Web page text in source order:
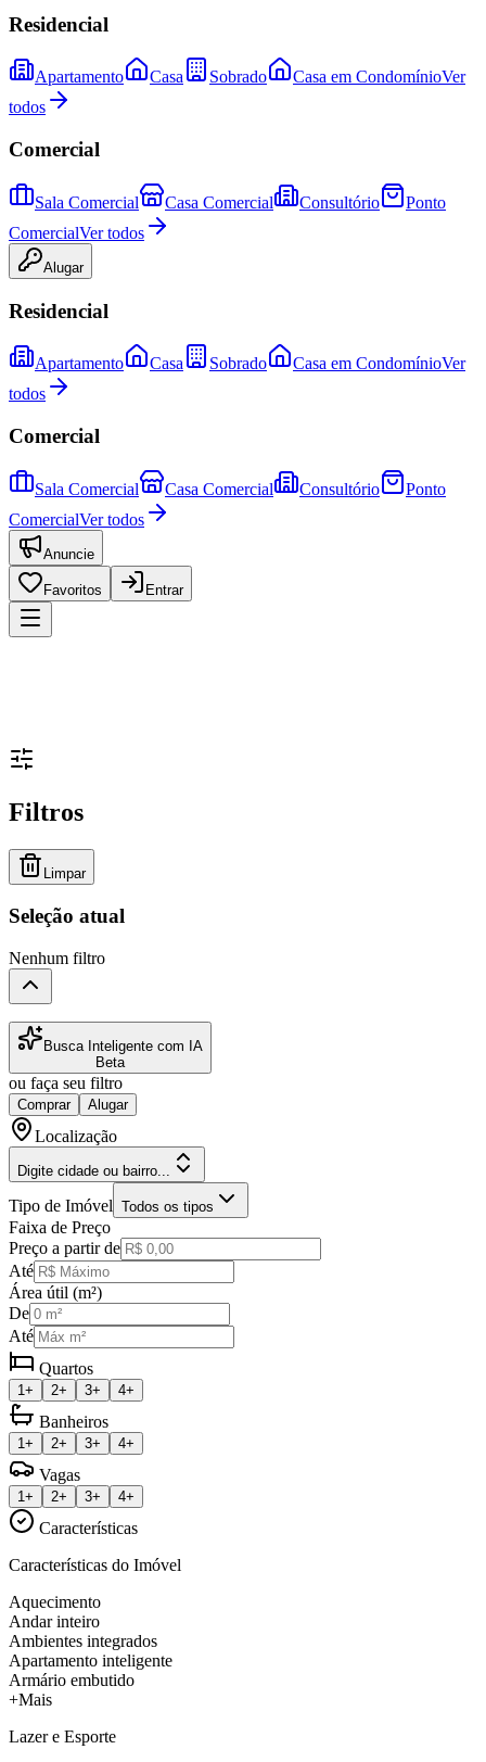
Residencial
Apartamento Casa Sobrado Casa em CondomínioVer
todos
Comercial
Sala Comercial Casa Comercial Consultório
Ponto
ComercialVer todos
Alugar
Residencial
Apartamento Casa Sobrado Casa em CondomínioVer
todos
Comercial
Sala Comercial Casa Comercial Consultório
Ponto
ComercialVer todos
Anuncie
Favoritos Entrar
Filtros
Limpar
Seleção atual
Nenhum filtro
Busca Inteligente com IA
Beta
ou faça seu filtro
Comprar Alugar
Localização
Digite cidade ou bairro...
Tipo de Imóvel Todos os tipos
Faixa de Preço
Preço a partir de
Até
Área útil (m²)
De
Até
Quartos
1+ 2+ 3+ 4+
Banheiros
1+ 2+ 3+ 4+
Vagas
1+ 2+ 3+ 4+
Características
Características do Imóvel
Aquecimento
Andar inteiro
Ambientes integrados
Apartamento inteligente
Armário embutido
+Mais
Lazer e Esporte